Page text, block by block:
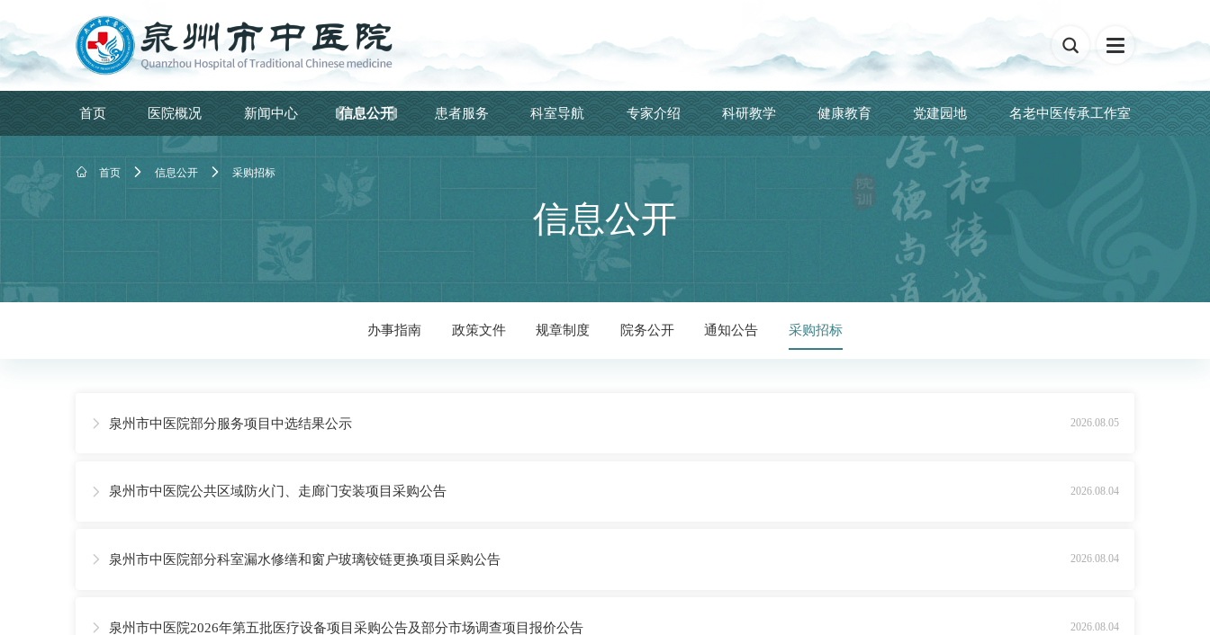

首页 医院概况 新闻中心 信息公开 患者服务 科室导航 专家介绍 科研教学 健康教育 党建园地 名老中医传承工作室
 首页  信息公开  采购招标
信息公开
办事指南 政策文件 规章制度 院务公开 通知公告 采购招标
 泉州市中医院部分服务项目中选结果公示 2026.08.05
 泉州市中医院公共区域防火门、走廊门安装项目采购公告 2026.08.04
 泉州市中医院部分科室漏水修缮和窗户玻璃铰链更换项目采购公告 2026.08.04
 泉州市中医院2026年第五批医疗设备项目采购公告及部分市场调查项目报价公告 2026.08.04